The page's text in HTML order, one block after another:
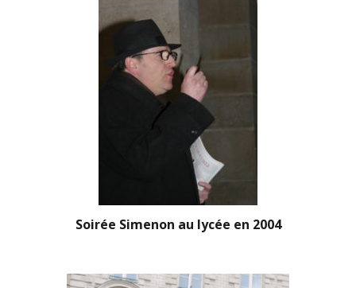
Soirée Simenon au lycée en 2004